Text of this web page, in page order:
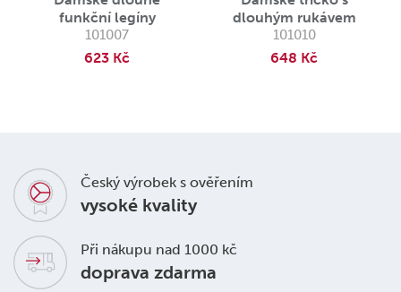
funkční legíny
101007
623 Kč
dlouhým rukávem
101010
648 Kč
Český výrobek s ověřením
vysoké kvality
Při nákupu nad 1000 kč
doprava zdarma